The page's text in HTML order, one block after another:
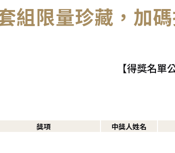
組限量珍藏，加
【得獎名單
獎項 中獎人姓名